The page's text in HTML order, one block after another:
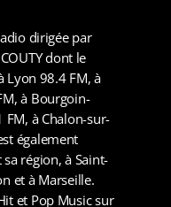
dirigée par
dont le
Lyon 98.4 FM, à
à Bourgoin-
FM, à Chalon-sur-
également
région, à Saint-
et à Marseille.
et Pop Music sur